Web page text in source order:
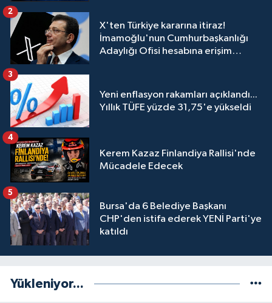
X'ten Türkiye kararına itiraz!
İmamoğlu'nun Cumhurbaşkanlığı
Adaylığı Ofisi hesabına erişim
2
Yeni enflasyon rakamları açıklandı...
Yıllık TÜFE yüzde 31,75'e yükseldi
3
Kerem Kazaz Finlandiya Rallisi'nde
Mücadele Edecek
4
Bursa'da 6 Belediye Başkanı
CHP'den istifa ederek YENİ Parti'ye
katıldı
5
Yükleniyor...